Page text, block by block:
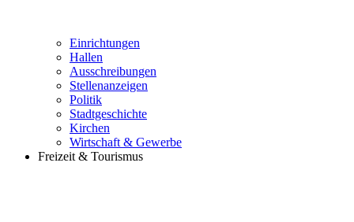
Einrichtungen
Hallen
Ausschreibungen
Stellenanzeigen
Politik
Stadtgeschichte
Kirchen
Wirtschaft & Gewerbe
Freizeit & Tourismus